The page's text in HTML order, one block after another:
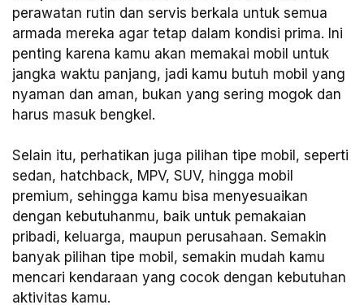
perawatan rutin dan servis berkala untuk semua
armada mereka agar tetap dalam kondisi prima. Ini
penting karena kamu akan memakai mobil untuk
jangka waktu panjang, jadi kamu butuh mobil yang
nyaman dan aman, bukan yang sering mogok dan
harus masuk bengkel.
Selain itu, perhatikan juga pilihan tipe mobil, seperti
sedan, hatchback, MPV, SUV, hingga mobil
premium, sehingga kamu bisa menyesuaikan
dengan kebutuhanmu, baik untuk pemakaian
pribadi, keluarga, maupun perusahaan. Semakin
banyak pilihan tipe mobil, semakin mudah kamu
mencari kendaraan yang cocok dengan kebutuhan
aktivitas kamu.